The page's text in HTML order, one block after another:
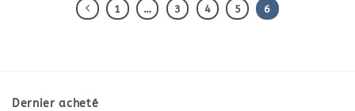
1 … 3 4 5 6
Dernier acheté